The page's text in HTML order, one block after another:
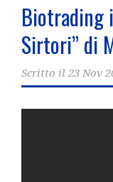
Biotrading
Sirtori” di
Scritto il 23 Nov